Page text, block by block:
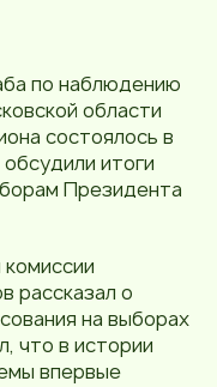
по наблюдению
области
состоялось в
итоги
Президента
рассказал о
на выборах
что в истории
впервые